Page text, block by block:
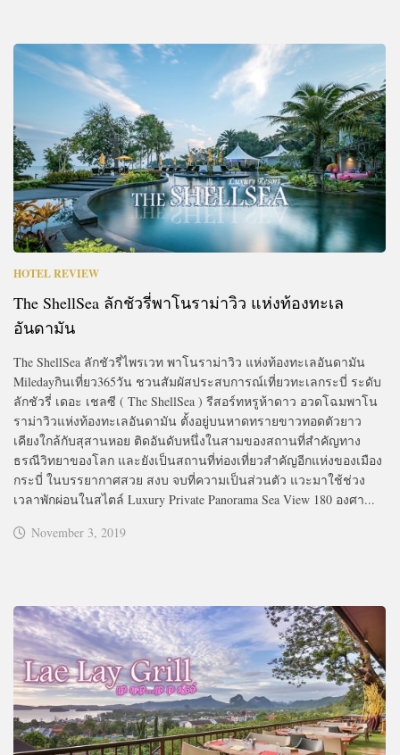
HOTEL REVIEW
The ShellSea ลักชัวรี่พาโนราม่าวิว แห่งท้องทะเล
อันดามัน
The ShellSea ลักชัวรี่ไพรเวท พาโนราม่าวิว แห่งท้องทะเลอันดามัน
Miledayกินเที่ยว365วัน ชวนสัมผัสประสบการณ์เที่ยวทะเลกระบี่ ระดับ
ลักชัวรี่ เดอะ เชลซี ( The ShellSea ) รีสอร์ทหรูห้าดาว อวดโฉมพาโน
ราม่าวิวแห่งท้องทะเลอันดามัน ตั้งอยู่บนหาดทรายขาวทอดตัวยาว
เคียงใกล้กับสุสานหอย ติดอันดับหนึ่งในสามของสถานที่สำคัญทาง
ธรณีวิทยาของโลก และยังเป็นสถานที่ท่องเที่ยวสำคัญอีกแห่งของเมือง
กระบี่ ในบรรยากาศสวย สงบ จบที่ความเป็นส่วนตัว แวะมาใช้ช่วง
เวลาพักผ่อนในสไตล์ Luxury Private Panorama Sea View 180 องศา...
November 3, 2019